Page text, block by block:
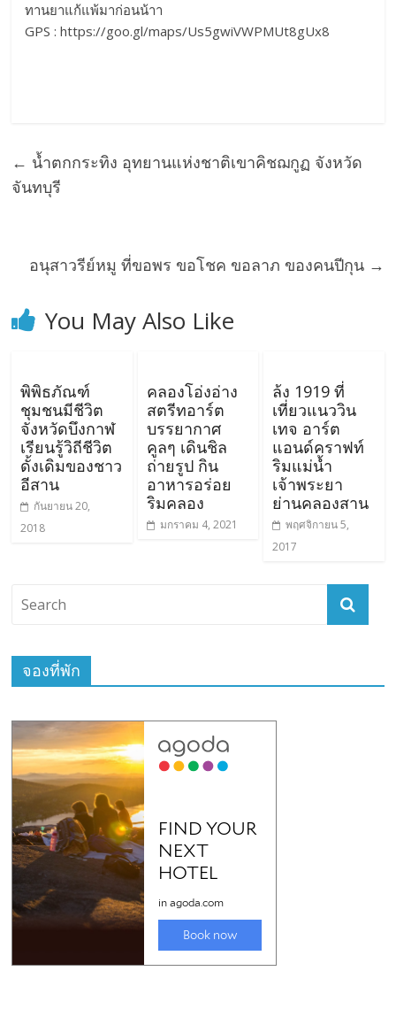
ทานยาแก้แพ้มาก่อนน้าา
GPS :https://goo.gl/maps/Us5gwiVWPMUt8gUx8
← น้ำตกกระทิง อุทยานแห่งชาติเขาคิชฌกูฏ จังหวัด
จันทบุรี
อนุสาวรีย์หมู ที่ขอพร ขอโชค ขอลาภ ของคนปีกุน →
You May Also Like
พิพิธภัณฑ์
ชุมชนมีชีวิต
จังหวัดบึงกาฬ
เรียนรู้วิถีชีวิต
ดั้งเดิมของชาว
อีสาน
กันยายน 20,
2018
คลองโอ่งอ่าง
สตรีทอาร์ต
บรรยากาศ
คูลๆ เดินชิล
ถ่ายรูป กิน
อาหารอร่อย
ริมคลอง
มกราคม 4, 2021
ล้ง 1919 ที่
เที่ยวแนววิน
เทจ อาร์ต
แอนด์คราฟท์
ริมแม่น้ำ
เจ้าพระยา
ย่านคลองสาน
พฤศจิกายน 5,
2017
จองที่พัก